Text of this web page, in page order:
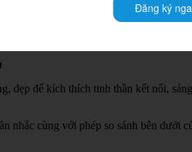
để kích thích tinh thần kết nối,
nhắc cùng với phép so sánh bên dưới
Đăng ký